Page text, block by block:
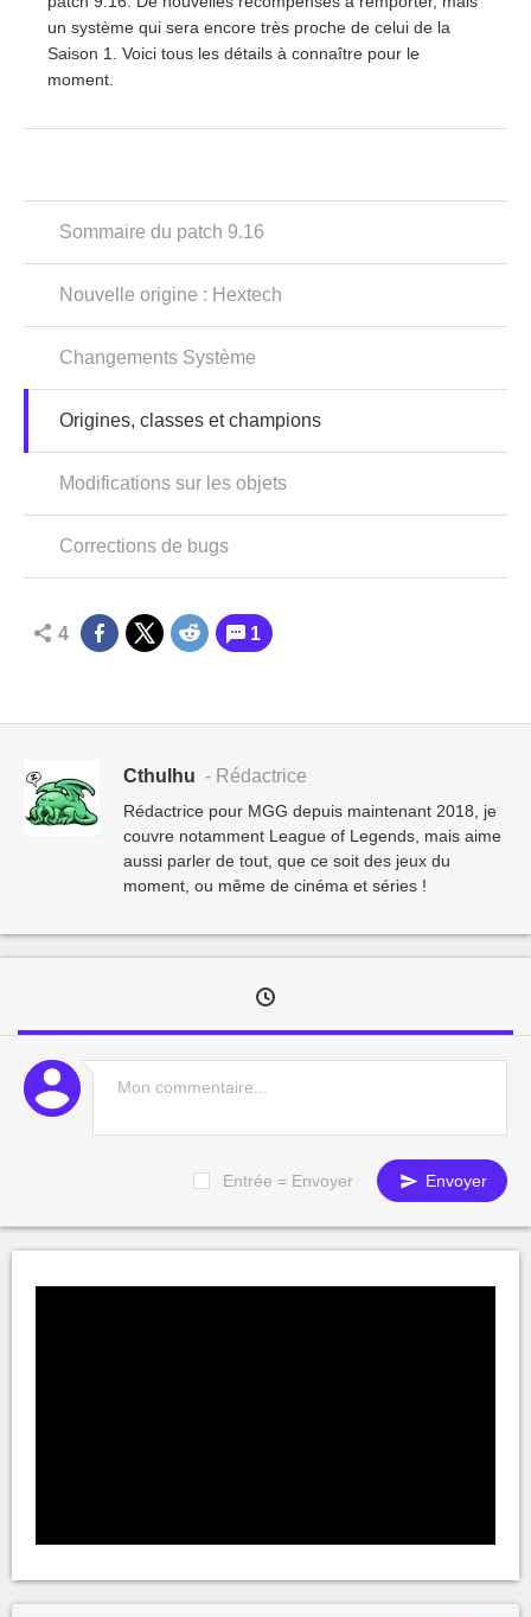
un système qui sera encore très proche de celui de la
Saison 1. Voici tous les détails à connaître pour le
moment.
Sommaire du patch 9.16
Nouvelle origine : Hextech
Changements Système
Origines, classes et champions
Modifications sur les objets
Corrections de bugs
4 1
Cthulhu - Rédactrice
Rédactrice pour MGG depuis maintenant 2018, je
couvre notamment League of Legends, mais aime
aussi parler de tout, que ce soit des jeux du
moment, ou même de cinéma et séries !
Entrée = Envoyer Envoyer